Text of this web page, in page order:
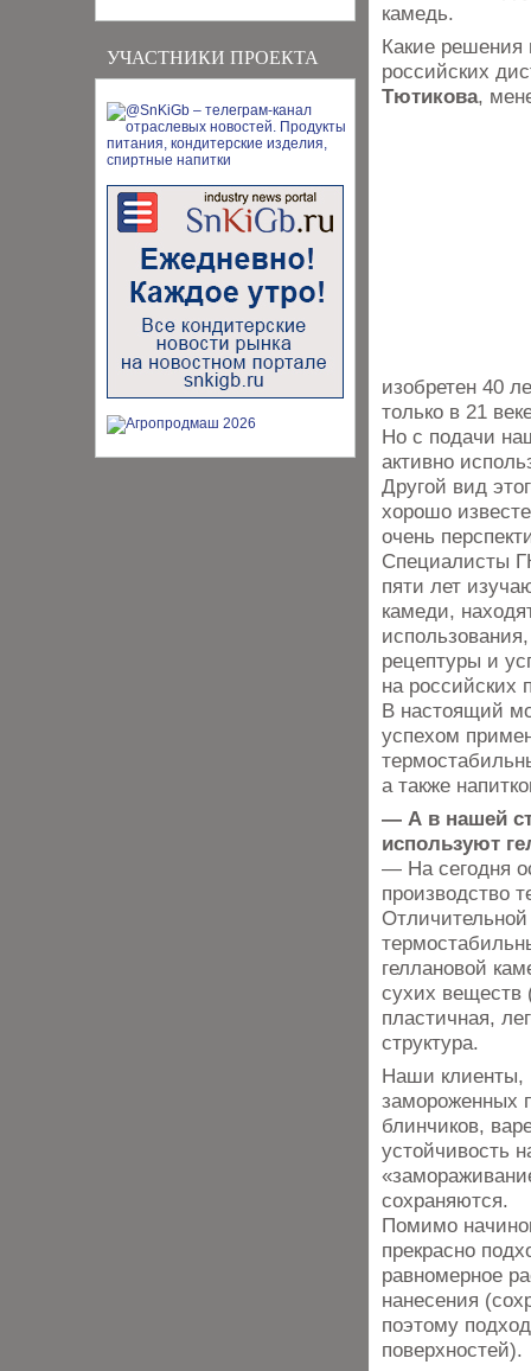
УЧАСТНИКИ ПРОЕКТА
камедь.
Какие решения
российских
Тютикова,
изобретен 40
только в 21
Но с подачи
активно
Другой вид
хорошо
очень
Специалисты
пяти лет
камеди,
рецептуры и
на российских
В настоящий
успехом
а также
— А в нашей
используют
— На сегодня
производство
геллановой
сухих веществ
пластичная,
структура.
Наши клиенты,
замороженных
блинчиков,
устойчивость
сохраняются.
Помимо
прекрасно
равномерное
нанесения
поэтому
поверхностей).